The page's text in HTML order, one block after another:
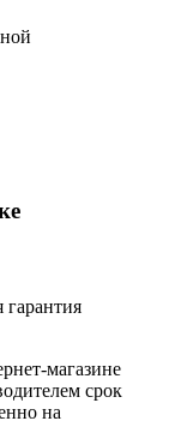
гарантия
магазине
срок
на